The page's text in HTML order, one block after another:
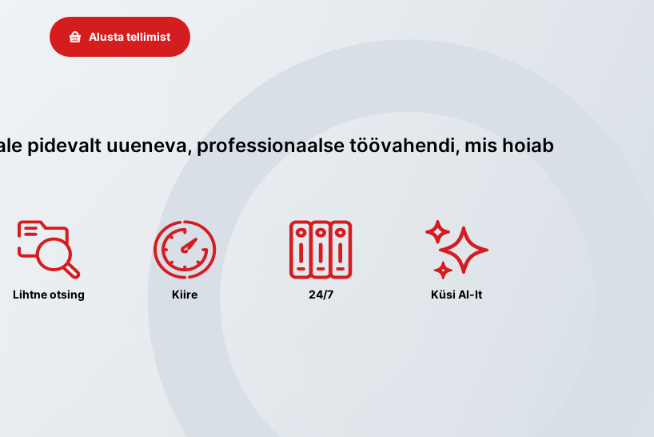
Alusta tellimist
pidevalt uueneva, professionaalse töövahendi, mis hoiab
Lihtne otsing Kiire 24/7 Küsi AI-lt